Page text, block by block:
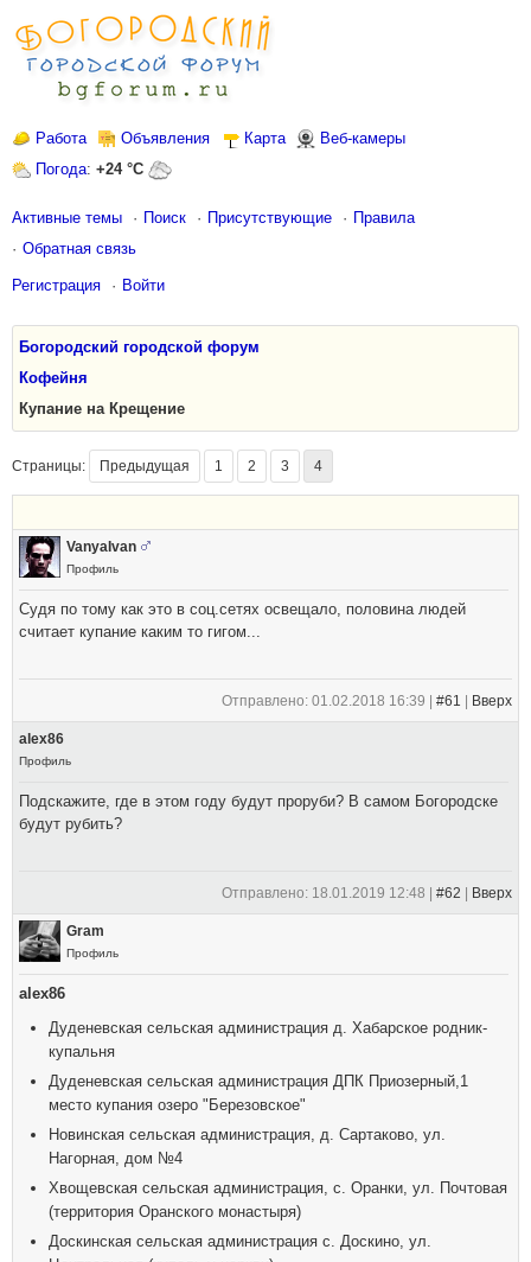
Работа Объявления Карта
Веб-камеры
Погода: +24 °C
Активные темы Поиск Присутствующие
Правила
Обратная связь
Регистрация Войти
Богородский городской форум
Кофейня
Купание на Крещение
Страницы: Предыдущая 1 2 3 4
VanyaIvan
Профиль
Судя по тому как это в соц.сетях освещало, половина людей
считает купание каким то гигом...
Отправлено: 01.02.2018 16:39 | #61 Вверх
alex86
Профиль
Подскажите, где в этом году будут проруби? В самом Богородске
будут рубить?
Отправлено: 18.01.2019 12:48 | #62 Вверх
Gram
Профиль
alex86
Дуденевская сельская администрация д. Хабарское родник-
купальня
Дуденевская сельская администрация ДПК Приозерный,1
место купания озеро "Березовское"
Новинская сельская администрация, д. Сартаково, ул.
Нагорная, дом №4
Хвощевская сельская администрация, с. Оранки, ул. Почтовая
(территория Оранского монастыря)
Доскинская сельская администрация с. Доскино, ул.